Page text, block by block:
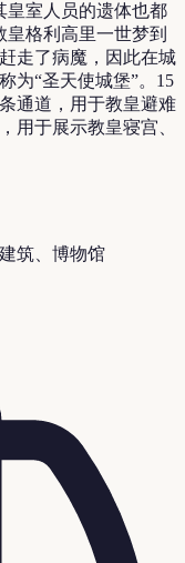
皇室人员的遗体也都
格利高里一世梦到
走了病魔，因此在城
为“圣天使城堡”。15
通道，用于教皇避难
用于展示教皇寝宫、
筑、博物馆